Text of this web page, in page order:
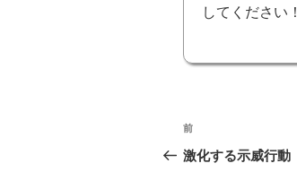
してください！
投
稿
前
の
前
激化する示威行動